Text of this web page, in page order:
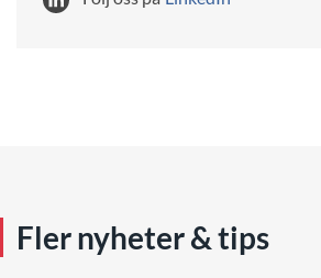
Fler nyheter & tips